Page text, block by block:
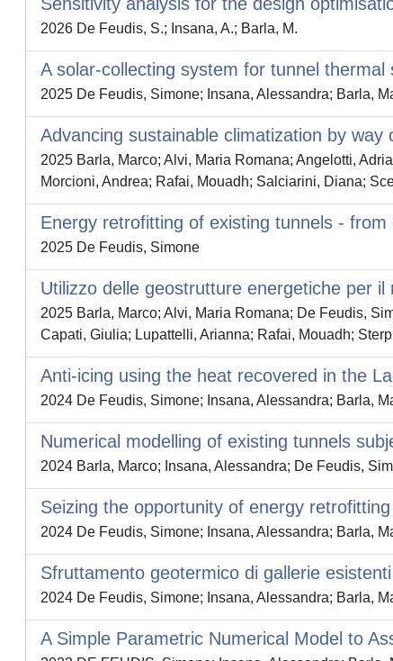
2026 De Feudis, S.; Insana, A.; Barla, M.
A solar-collecting system for tunnel thermal
2025 De Feudis, Simone; Insana, Alessandra; Barla,
Advancing sustainable climatization by
2025 Barla, Marco; Alvi, Maria Romana; Angelotti,
Morcioni, Andrea; Rafai, Mouadh; Salciarini, Diana;
Energy retrofitting of existing tunnels -
2025 De Feudis, Simone
Utilizzo delle geostrutture energetiche per
2025 Barla, Marco; Alvi, Maria Romana; De Feudis,
Capati, Giulia; Lupattelli, Arianna; Rafai, Mouadh;
Anti-icing using the heat recovered in the
2024 De Feudis, Simone; Insana, Alessandra; Barla,
Numerical modelling of existing tunnels
2024 Barla, Marco; Insana, Alessandra; De Feudis,
Seizing the opportunity of energy
2024 De Feudis, Simone; Insana, Alessandra; Barla,
Sfruttamento geotermico di gallerie
2024 De Feudis, Simone; Insana, Alessandra; Barla,
A Simple Parametric Numerical Model to